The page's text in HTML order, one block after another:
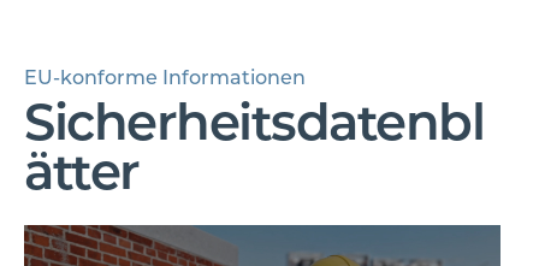
EU-konforme Informationen
Sicherheitsdatenbl
ätter